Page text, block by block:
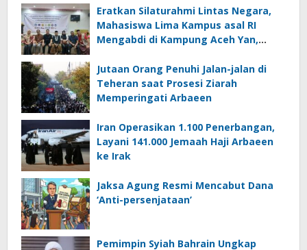
Eratkan Silaturahmi Lintas Negara,
Mahasiswa Lima Kampus asal RI
Mengabdi di Kampung Aceh Yan,
Jutaan Orang Penuhi Jalan-jalan di
Teheran saat Prosesi Ziarah
Memperingati Arbaeen
Iran Operasikan 1.100 Penerbangan,
Layani 141.000 Jemaah Haji Arbaeen
ke Irak
Jaksa Agung Resmi Mencabut Dana
‘Anti-persenjataan’
Pemimpin Syiah Bahrain Ungkap